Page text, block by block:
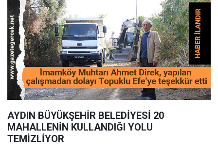
AYDIN BÜYÜKŞEHİR BELEDİYESİ 20
MAHALLENİN KULLANDIĞI YOLU
TEMİZLİYOR